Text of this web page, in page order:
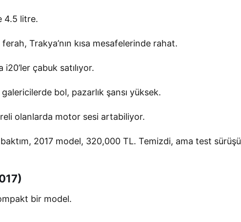
4.5 litre.
Trakya’nın kısa mesafelerinde rahat.
i20’ler çabuk satılıyor.
galericilerde bol, pazarlık şansı yüksek.
olanlarda motor sesi artabiliyor.
baktım, 2017 model, 320,000 TL. Temizdi, ama test sürüşü
bir model.